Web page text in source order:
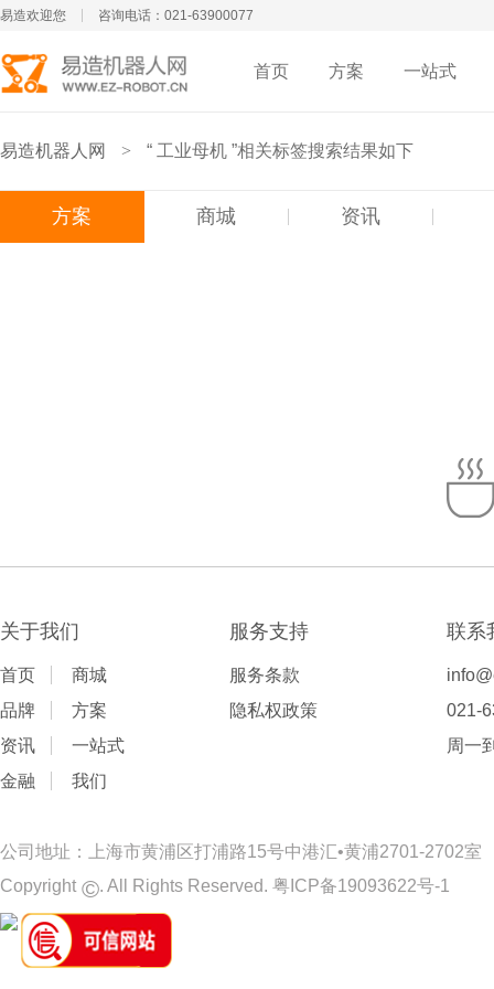
易造欢迎您 咨询电话：021-63900077
首页 方案 一站式
易造机器人网 > “ 工业母机 ”相关标签搜索结果如下
方案 商城 资讯
关于我们
首页
商城
品牌
方案
资讯
一站式
金融
我们
服务支持
服务条款
隐私权政策
联系
021-
周一
公司地址：上海市黄浦区打浦路15号中港汇•黄浦2701-2702室
Copyright ©. All Rights Reserved. 粤ICP备19093622号-1